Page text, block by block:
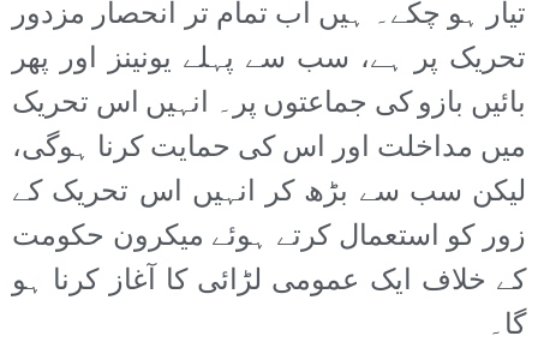
تیار ہو چکے۔ ہیں اب تمام تر انحصار مزدور
تحریک پر ہے، سب سے پہلے یونینز اور پھر
بائیں بازو کی جماعتوں پر۔ انہیں اس تحریک
میں مداخلت اور اس کی حمایت کرنا ہوگی،
لیکن سب سے بڑھ کر انہیں اس تحریک کے
زور کو استعمال کرتے ہوئے میکرون حکومت
کے خلاف ایک عمومی لڑائی کا آغاز کرنا ہو
گا۔